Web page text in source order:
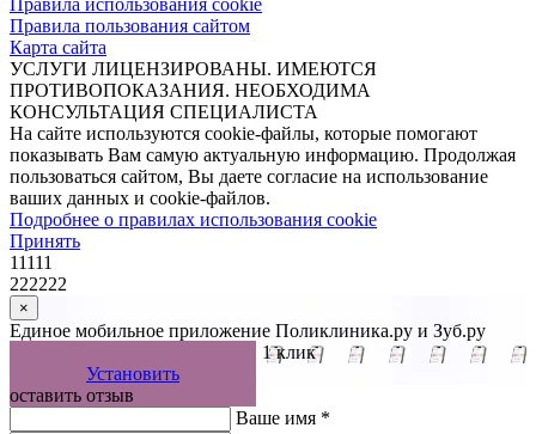
Правила пользования сайтом
Карта сайта
УСЛУГИ ЛИЦЕНЗИРОВАНЫ. ИМЕЮТСЯ
ПРОТИВОПОКАЗАНИЯ. НЕОБХОДИМА
КОНСУЛЬТАЦИЯ СПЕЦИАЛИСТА
На сайте используются cookie-файлы, которые помогают
показывать Вам самую актуальную информацию. Продолжая
пользоваться сайтом, Вы даете согласие на использование
ваших данных и cookie-файлов.
Подробнее о правилах использования cookie
Принять
11111
222222
×
Единое мобильное приложение Поликлиника.ру и Зуб.ру
Управляйте записью к врачу в 1 клик
Установить
оставить отзыв
Ваше имя *